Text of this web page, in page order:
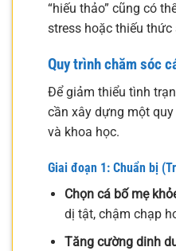
“hiếu thảo” cũng có
stress hoặc thiếu thức
Quy trình chăm sóc
Để giảm thiểu tình
cần xây dựng một
và khoa học.
Giai đoạn 1: Chuẩn bị
Chọn cá bố mẹ
dị tật, chậm chạp
Tăng cường dinh